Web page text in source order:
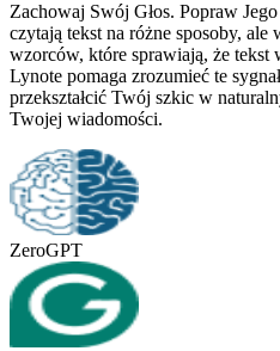
Zachowaj Swój Głos. Popraw
czytają tekst na różne sposoby,
wzorców, które sprawiają, że tekst
Lynote pomaga zrozumieć te
przekształcić Twój szkic w
Twojej wiadomości.
ZeroGPT